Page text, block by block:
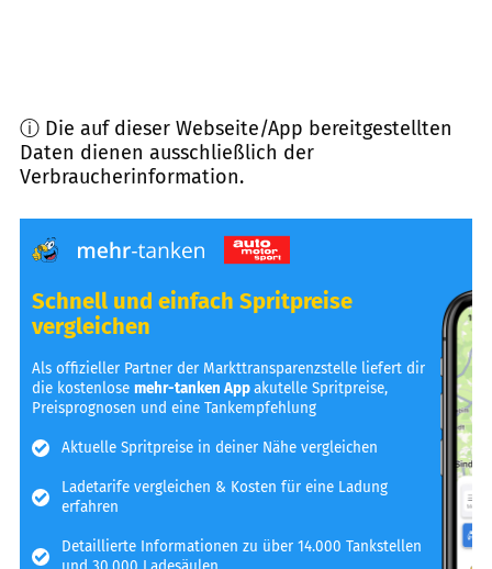
ⓘ Die auf dieser Webseite/App bereitgestellten
Daten dienen ausschließlich der
Verbraucherinformation.
Schnell und einfach Spritpreise
vergleichen
Als offizieller Partner der Markttransparenzstelle liefert dir
die kostenlosemehr-tanken Appakutelle Spritpreise,
Preisprognosen und eine Tankempfehlung
Aktuelle Spritpreise in deiner Nähe vergleichen
Ladetarife vergleichen & Kosten für eine Ladung
erfahren
Detaillierte Informationen zu über 14.000 Tankstellen